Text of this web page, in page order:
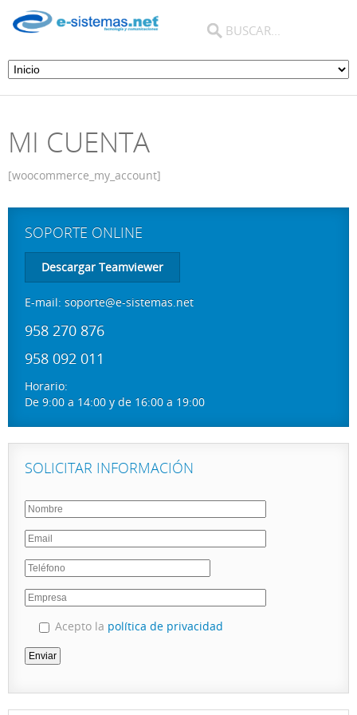
MI CUENTA
[woocommerce_my_account]
SOPORTE ONLINE
Descargar Teamviewer
E-mail: soporte@e-sistemas.net
958 270 876
958 092 011
Horario:
De 9:00 a 14:00 y de 16:00 a 19:00
SOLICITAR INFORMACIÓN
Acepto la política de privacidad